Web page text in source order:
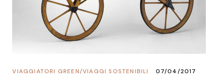
VIAGGI SOSTENIBILI
/
VIAGGIATORI GREEN 07/04/2017